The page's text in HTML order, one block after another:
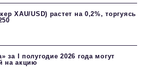
XAU/USD) растет на 0,2%, торгуясь
за I полугодие 2026 года могут
на акцию